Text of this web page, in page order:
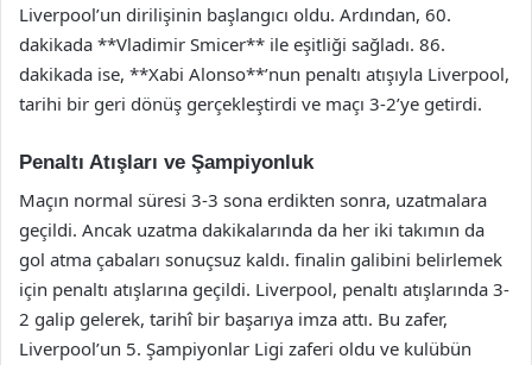
Liverpool’un dirilişinin başlangıcı oldu. Ardından, 60.
dakikada **Vladimir Smicer** ile eşitliği sağladı. 86.
dakikada ise, **Xabi Alonso**’nun penaltı atışıyla Liverpool,
tarihi bir geri dönüş gerçekleştirdi ve maçı 3-2’ye getirdi.
Penaltı Atışları ve Şampiyonluk
Maçın normal süresi 3-3 sona erdikten sonra, uzatmalara
geçildi. Ancak uzatma dakikalarında da her iki takımın da
gol atma çabaları sonuçsuz kaldı. finalin galibini belirlemek
için penaltı atışlarına geçildi. Liverpool, penaltı atışlarında 3-
2 galip gelerek, tarihî bir başarıya imza attı. Bu zafer,
Liverpool’un 5. Şampiyonlar Ligi zaferi oldu ve kulübün